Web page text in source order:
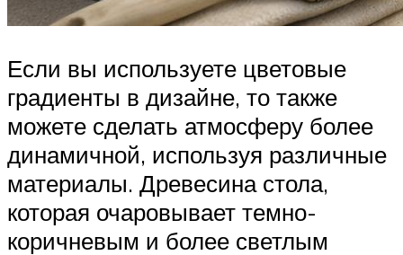
Если вы используете цветовые
градиенты в дизайне, то также
можете сделать атмосферу более
динамичной, используя различные
материалы. Древесина стола,
которая очаровывает темно-
коричневым и более светлым